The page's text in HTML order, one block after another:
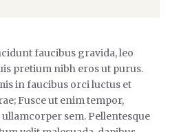
faucibus gravida, leo
pretium nibh eros ut purus.
in faucibus orci luctus et
Fusce ut enim tempor,
sem. Pellentesque